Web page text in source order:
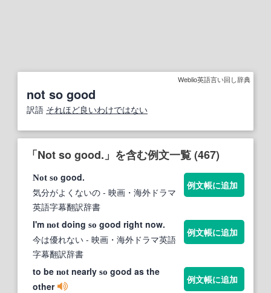
Weblio英語言い回し辞典
not so good
訳語 それほど良いわけではない
「Not so good.」を含む例文一覧 (467)
Not so good.
気分がよくないの - 映画・海外ドラマ
英語字幕翻訳辞書
例文帳に追加
I'm not doing so good right now.
今は優れない - 映画・海外ドラマ英語
字幕翻訳辞書
例文帳に追加
to be not nearly so good as the
other
例文帳に追加